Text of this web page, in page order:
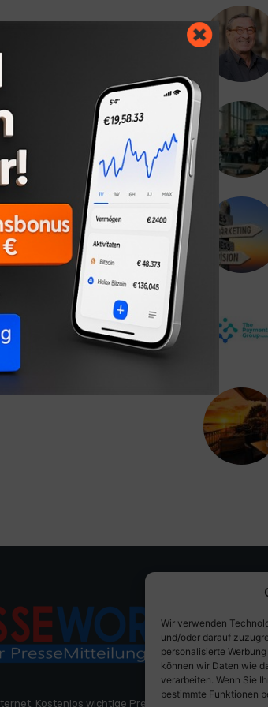
Wir verwenden
und/oder darauf
personalisierte
können wir Daten wie
verarbeiten. Wenn Sie
bestimmte Funktionen
Kostenlos wichtige PresseMitteilungen auf